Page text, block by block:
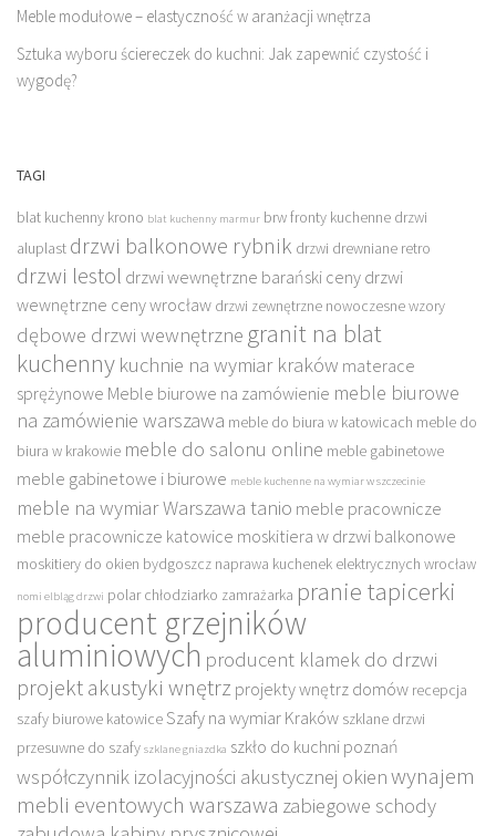
Meble modułowe – elastyczność w aranżacji wnętrza
Sztuka wyboru ściereczek do kuchni: Jak zapewnić czystość i
wygodę?
TAGI
blat kuchenny krono blat kuchenny marmur brw fronty kuchenne drzwi
aluplast drzwi balkonowe rybnik drzwi drewniane retro
drzwi lestol drzwi wewnętrzne barański ceny drzwi
wewnętrzne ceny wrocław drzwi zewnętrzne nowoczesne wzory
dębowe drzwi wewnętrzne granit na blat
kuchenny kuchnie na wymiar kraków materace
sprężynowe Meble biurowe na zamówienie meble biurowe
na zamówienie warszawa meble do biura w katowicach meble do
biura w krakowie meble do salonu online meble gabinetowe
meble gabinetowe i biurowe meble kuchenne na wymiar w szczecinie
meble na wymiar Warszawa tanio meble pracownicze
meble pracownicze katowice moskitiera w drzwi balkonowe
moskitiery do okien bydgoszcz naprawa kuchenek elektrycznych wrocław
nomi elbląg drzwi polar chłodziarko zamrażarka pranie tapicerki
producent grzejników
aluminiowych producent klamek do drzwi
projekt akustyki wnętrz projekty wnętrz domów recepcja
szafy biurowe katowiceSzafy na wymiar Kraków szklane drzwi
przesuwne do szafy szklane gniazdka szkło do kuchni poznań
współczynnik izolacyjności akustycznej okienwynajem
mebli eventowych warszawa zabiegowe schody